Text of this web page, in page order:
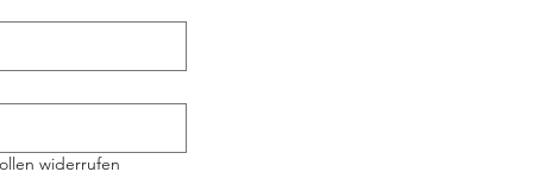
widerrufen